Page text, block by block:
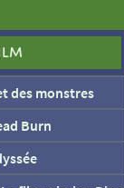
des monstres
Burn